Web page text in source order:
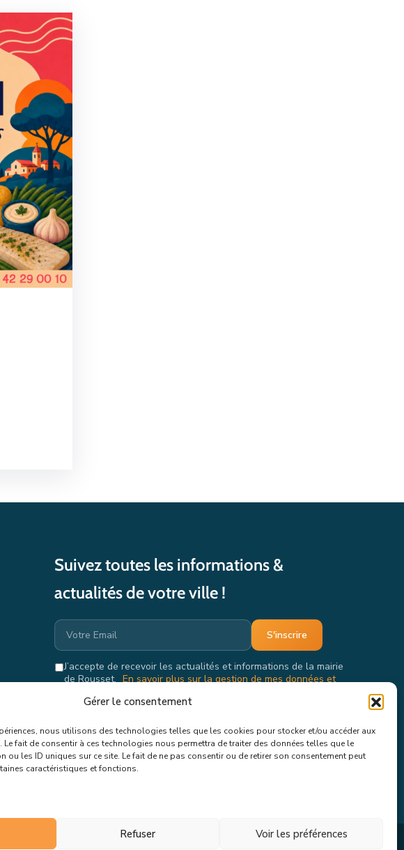
Gérer le consentement
nous utilisons des technologies telles que les cookies pour stocker et/ou accéder aux
fait de consentir à ces technologies nous permettra de traiter des données telles que le
ou les ID uniques sur ce site. Le fait de ne pas consentir ou de retirer son consentement peut
caractéristiques et fonctions.
Refuser Voir les préférences
Suivez toutes les informations &
actualités de votre ville !
J’accepte de recevoir les actualités et informations de la mairie
de Rousset. En savoir plus sur la gestion de mes données et